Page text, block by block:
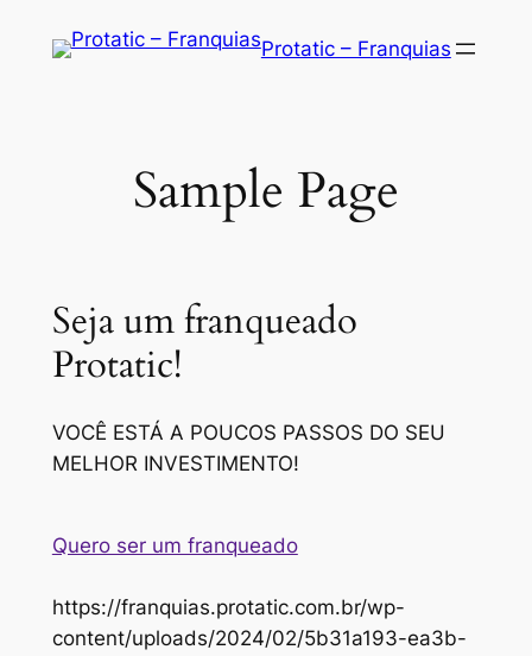
Protatic – Franquias
Sample Page
Seja um franqueado
Protatic!
VOCÊ ESTÁ A POUCOS PASSOS DO SEU
MELHOR INVESTIMENTO!
Quero ser um franqueado
https://franquias.protatic.com.br/wp-
content/uploads/2024/02/5b31a193-ea3b-